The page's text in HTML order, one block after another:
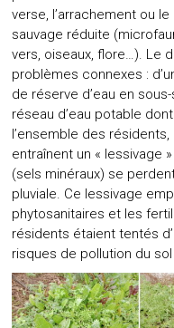
verse, l’arrachement ou
sauvage réduite
vers, oiseaux, flore…). Le
problèmes connexes :
de réserve d’eau en
réseau d’eau potable
l’ensemble des résidents,
entraînent un « lessivage
(sels minéraux) se
pluviale. Ce lessivage
phytosanitaires et les
résidents étaient tentés
risques de pollution du